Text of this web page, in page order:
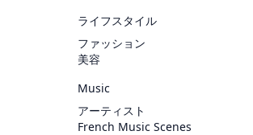
ライフスタイル
ファッション
美容
Music
アーティスト
French Music Scenes